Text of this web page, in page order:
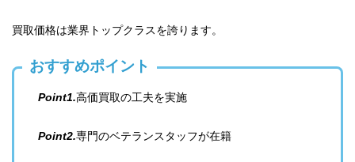
買取価格は業界トップクラスを誇ります。
おすすめポイント
Point1.高価買取の工夫を実施
Point2.専門のベテランスタッフが在籍